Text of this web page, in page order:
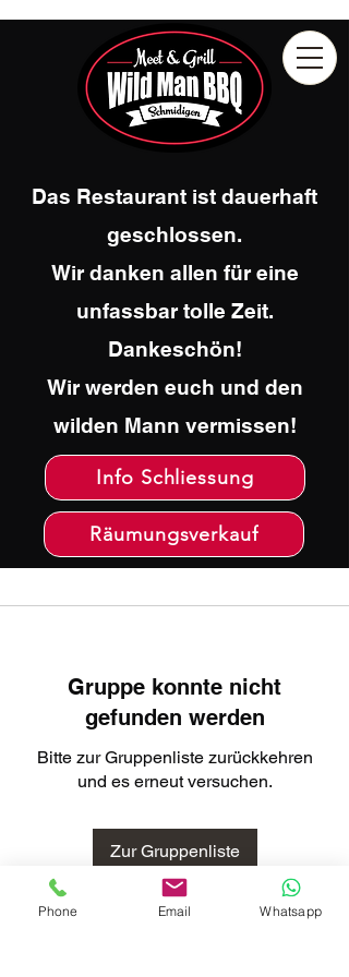
Das Restaurant ist dauerhaft
geschlossen.
Wir danken allen für eine
unfassbar tolle Zeit.
Dankeschön!
Wir werden euch und den
wilden Mann vermissen!
Info Schliessung
Räumungsverkauf
Gruppe konnte nicht
gefunden werden
Bitte zur Gruppenliste zurückkehren
und es erneut versuchen.
Zur Gruppenliste
Phone Email Whatsapp